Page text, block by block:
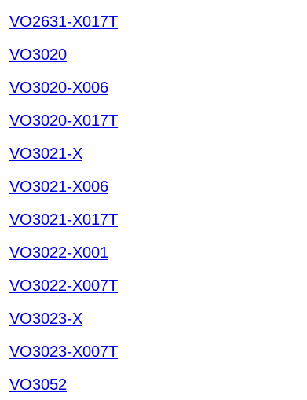
VO2631-X017T
VO3020
VO3020-X006
VO3020-X017T
VO3021-X
VO3021-X006
VO3021-X017T
VO3022-X001
VO3022-X007T
VO3023-X
VO3023-X007T
VO3052